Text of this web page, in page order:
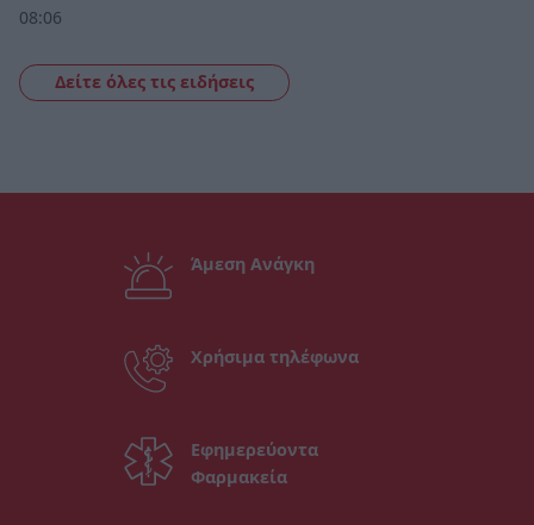
08:06
Δείτε όλες τις ειδήσεις
Άμεση Ανάγκη
Χρήσιμα τηλέφωνα
Εφημερεύοντα
Φαρμακεία